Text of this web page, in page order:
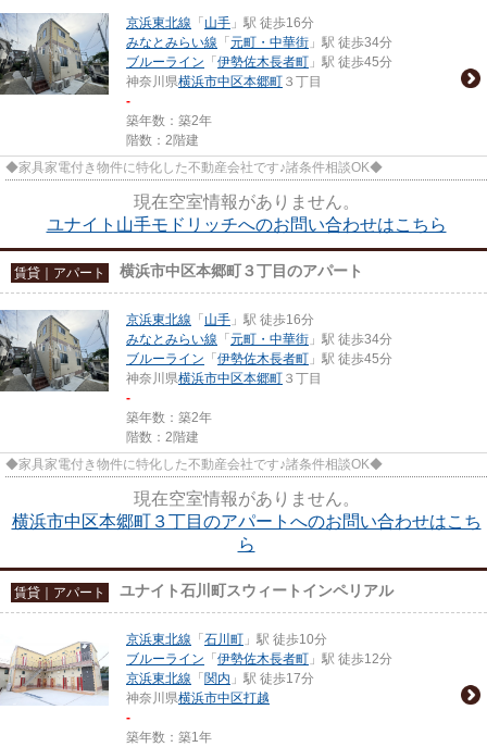
京浜東北線 「 山手 」駅 徒歩16分
みなとみらい線 「 元町・中華街 」駅 徒歩34分
ブルーライン 「 伊勢佐木長者町 」駅 徒歩45分
神奈川県横浜市中区本郷町 ３丁目
-
築年数：築2年
階数：2階建
◆家具家電付き物件に特化した不動産会社です♪諸条件相談OK◆
現在空室情報がありません。
ユナイト山手モドリッチへのお問い合わせはこちら
賃貸｜アパート 横浜市中区本郷町３丁目のアパート
京浜東北線 「 山手 」駅 徒歩16分
みなとみらい線 「 元町・中華街 」駅 徒歩34分
ブルーライン 「 伊勢佐木長者町 」駅 徒歩45分
神奈川県横浜市中区本郷町 ３丁目
-
築年数：築2年
階数：2階建
◆家具家電付き物件に特化した不動産会社です♪諸条件相談OK◆
現在空室情報がありません。
横浜市中区本郷町３丁目のアパートへのお問い合わせはこち
ら
賃貸｜アパート ユナイト石川町スウィートインペリアル
京浜東北線 「 石川町 」駅 徒歩10分
ブルーライン 「 伊勢佐木長者町 」駅 徒歩12分
京浜東北線 「 関内 」駅 徒歩17分
神奈川県横浜市中区打越
-
築年数：築1年